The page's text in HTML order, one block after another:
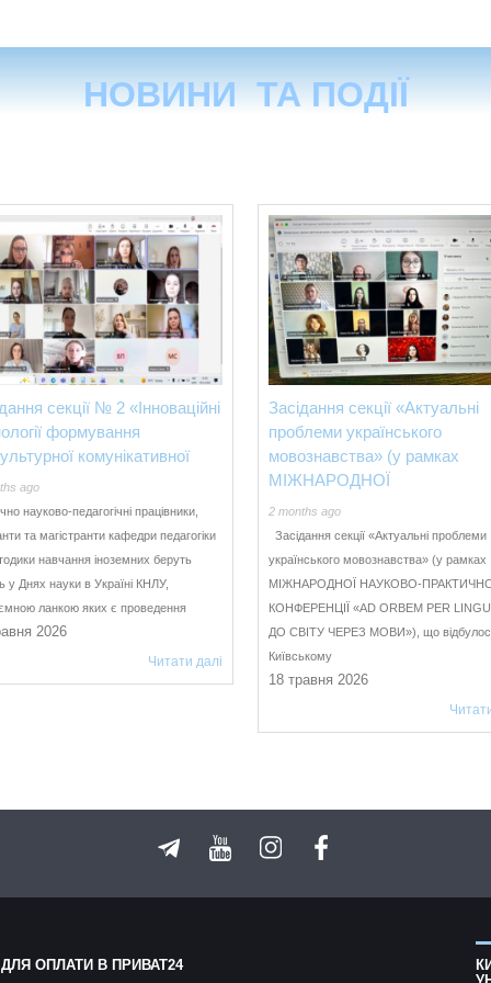
НОВИНИ ТА ПОДІЇ
секції № 2 «Інноваційні
формування
комунікативної
ago
науково-педагогічні працівники,
та магістранти кафедри педагогіки
навчання іноземних беруть
у Днях науки в Україні КНЛУ,
ланкою яких є проведення
2026
Читати далі
Засідання секції «Актуальні
проблеми українського
мовознавства» (у рамках
МІЖНАРОДНОЇ
2 months ago
Засідання секції «Актуальні проблеми
українського мовознавства» (у рамках
МІЖНАРОДНОЇ НАУКОВО-
КОНФЕРЕНЦІЇ «AD ORBEM PER
ДО СВІТУ ЧЕРЕЗ МОВИ»), що
Київському
18 травня 2026
ОПЛАТИ В ПРИВАТ24